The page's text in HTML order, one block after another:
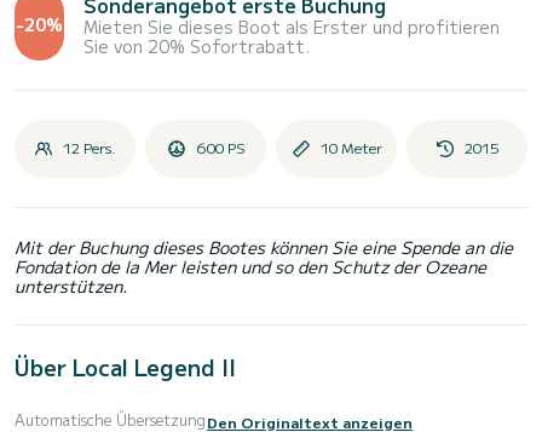
-20%
Mieten Sie dieses Boot als Erster und profitieren
Sie von 20% Sofortrabatt.
12 Pers. 600 PS 10 Meter 2015
Mit der Buchung dieses Bootes können Sie eine Spende an die
Fondation de la Mer leisten und so den Schutz der Ozeane
unterstützen.
Über Local Legend II
Automatische ÜbersetzungDen Originaltext anzeigen